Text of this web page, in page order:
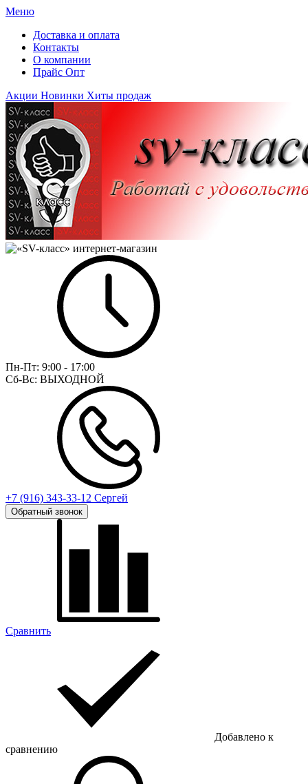
Меню
Доставка и оплата
Контакты
О компании
Прайс Опт
Акции Новинки Хиты продаж
Пн-Пт: 9:00 - 17:00
Сб-Вс: ВЫХОДНОЙ
+7 (916) 343-33-12 Сергей
Обратный звонок
Сравнить
Добавлено к
сравнению